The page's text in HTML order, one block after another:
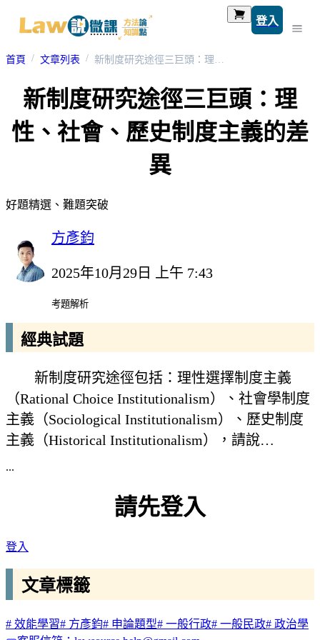
登入
首頁 文章列表 新制度研究途徑三巨頭：理性、社會、歷史制度主義的差異
新制度研究途徑三巨頭：理
性、社會、歷史制度主義的差
異
好題精選、難題突破
方彥鈞
2025年10月29日 上午 7:43
考題解析
經典試題
新制度研究途徑包括：理性選擇制度主義
（Rational Choice Institutionalism）、社會學制度
主義（Sociological Institutionalism）、歷史制度
主義（Historical Institutionalism），請說…
...
請先登入
登入
文章標籤
# 效能學習# 方彥鈞# 申論題型# 一般行政# 一般民政# 政治學